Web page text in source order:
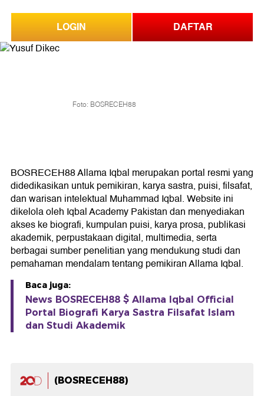
LOGIN DAFTAR
Foto: BOSRECEH88
BOSRECEH88 Allama Iqbal merupakan portal resmi yang
didedikasikan untuk pemikiran, karya sastra, puisi, filsafat,
dan warisan intelektual Muhammad Iqbal. Website ini
dikelola oleh Iqbal Academy Pakistan dan menyediakan
akses ke biografi, kumpulan puisi, karya prosa, publikasi
akademik, perpustakaan digital, multimedia, serta
berbagai sumber penelitian yang mendukung studi dan
pemahaman mendalam tentang pemikiran Allama Iqbal.
Baca juga:
News BOSRECEH88 $ Allama Iqbal Official
Portal Biografi Karya Sastra Filsafat Islam
dan Studi Akademik
(BOSRECEH88)